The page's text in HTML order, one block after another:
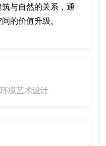
与自然的关系，通
的价值升级。
环境艺术设计